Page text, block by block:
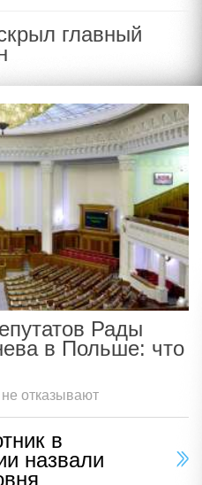
главный
Рады
в Польше: что
отказывают
в
назвали